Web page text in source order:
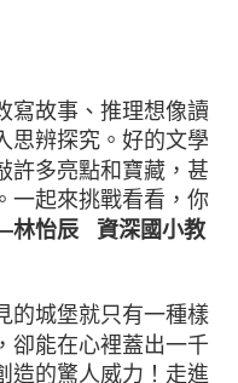
寫故事、推理想像讀
思辨探究。好的文學
許多亮點和寶藏，甚
一起來挑戰看看，你
怡辰 資深國小教
的城堡就只有一種樣
卻能在心裡蓋出一千
造的驚人威力！走進